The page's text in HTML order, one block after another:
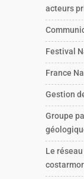
acteurs
Festival
France
Gestion
Groupe
Le